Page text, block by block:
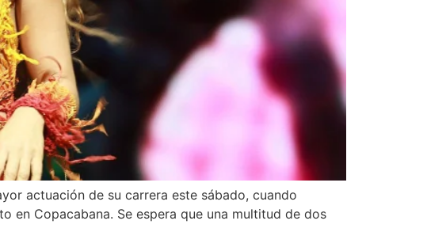
actuación de su carrera este sábado, cuando
en Copacabana. Se espera que una multitud de dos